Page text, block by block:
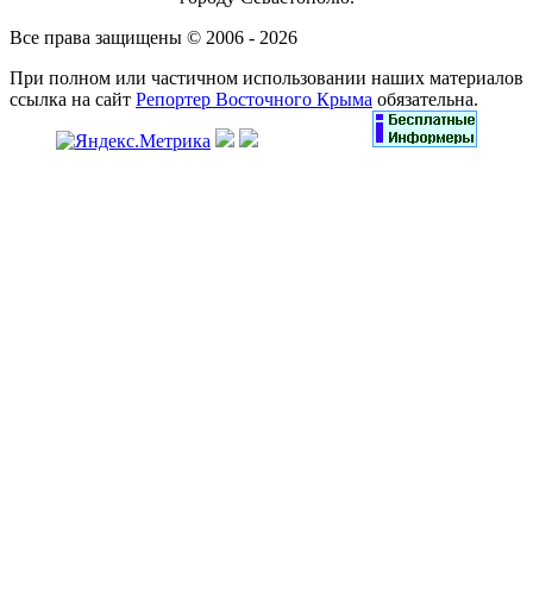
Все права защищены © 2006 - 2026
При полном или частичном использовании наших материалов
ссылка на сайт Репортер Восточного Крыма обязательна.